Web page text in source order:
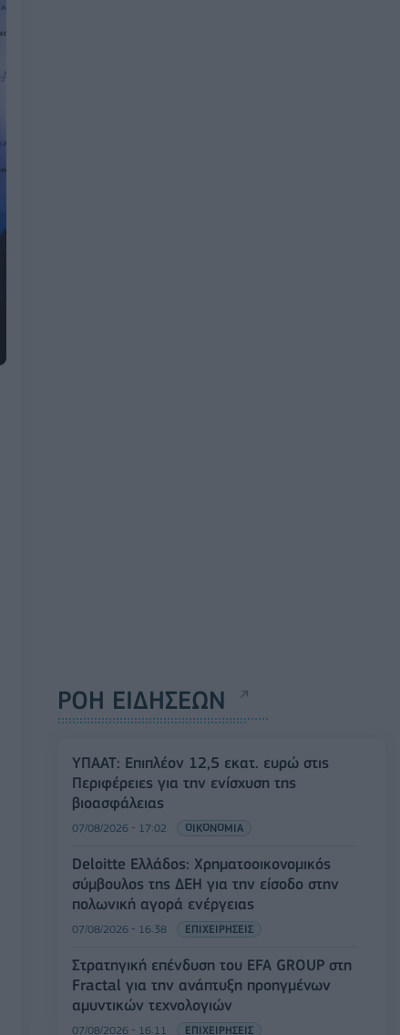
ΡΟΗ ΕΙΔΗΣΕΩΝ
ΥΠΑΑΤ: Επιπλέον 12,5 εκατ. ευρώ στις
Περιφέρειες για την ενίσχυση της
βιοασφάλειας
07/08/2026 - 17:02 ΟΙΚΟΝΟΜΙΑ
Deloitte Ελλάδος: Χρηματοοικονομικός
σύμβουλος της ΔΕΗ για την είσοδο στην
πολωνική αγορά ενέργειας
07/08/2026 - 16:38 ΕΠΙΧΕΙΡΗΣΕΙΣ
Στρατηγική επένδυση του EFA GROUP στη
Fractal για την ανάπτυξη προηγμένων
αμυντικών τεχνολογιών
07/08/2026 - 16:11 ΕΠΙΧΕΙΡΗΣΕΙΣ